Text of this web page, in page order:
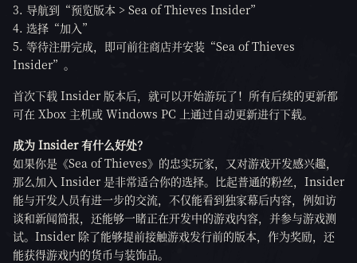
导航到“预览版本 > Sea of Thieves Insider”
选择“加入”
等待注册完成，即可前往商店并安装“Sea of Thieves
Insider”。
首次下载 Insider 版本后，就可以开始游玩了！所有后续的更新都
可在 Xbox 主机或 Windows PC 上通过自动更新进行下载。
成为 Insider 有什么好处？
如果你是《Sea of Thieves》的忠实玩家，又对游戏开发感兴趣，
那么加入 Insider 是非常适合你的选择。比起普通的粉丝，Insider
能与开发人员有进一步的交流，不仅能看到独家幕后内容，例如访
谈和新闻简报，还能够一睹正在开发中的游戏内容，并参与游戏测
试。Insider 除了能够提前接触游戏发行前的版本，作为奖励，还
能获得游戏内的货币与装饰品。